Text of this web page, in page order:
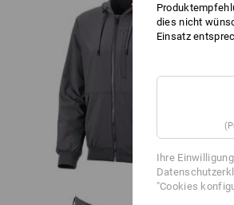
dies nicht
Einsatz
Ihre
"Cookies